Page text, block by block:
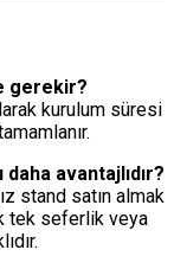
gerekir?
kurulum süresi
avantajlıdır?
stand satın almak
tek seferlik veya